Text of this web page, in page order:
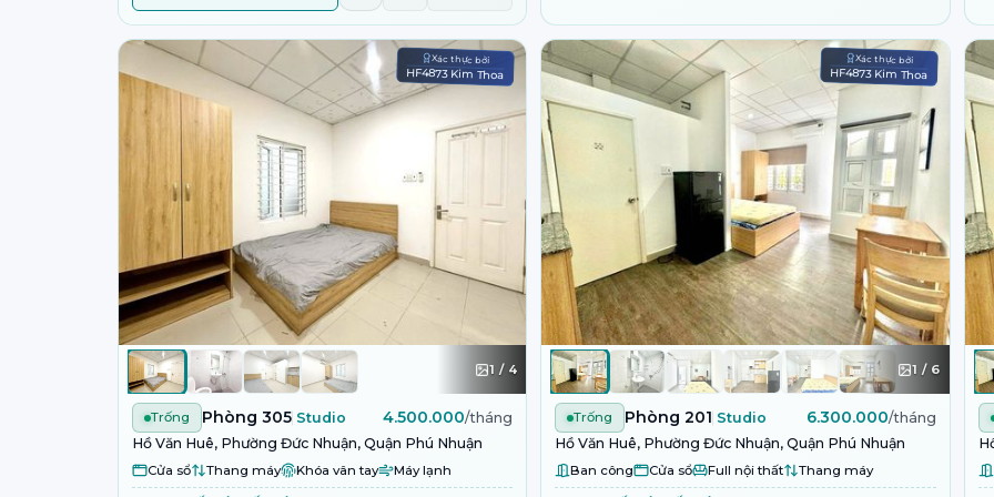
Xác thực bởi
HF4873 Kim Thoa
1 / 4
Trống Phòng 305 Studio 4.500.000/tháng
Hồ Văn Huê, Phường Đức Nhuận, Quận Phú Nhuận
Cửa sổ Thang máy Khóa vân tay Máy lạnh
Xác thực bởi
HF4873 Kim Thoa
1 / 6
Trống Phòng 201 Studio 6.300.000/tháng
Hồ Văn Huê, Phường Đức Nhuận, Quận Phú Nhuận
Ban công Cửa sổ Full nội thất Thang máy